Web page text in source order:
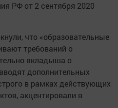
РФ от 2 сентября 2020
что «образовательные
требований о
вкладыша о
дополнительных
в рамках действующих
акцентировали в